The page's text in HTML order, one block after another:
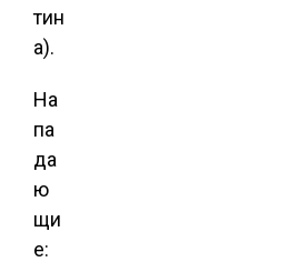
тин
а).
На
па
да
ю
щи
е: